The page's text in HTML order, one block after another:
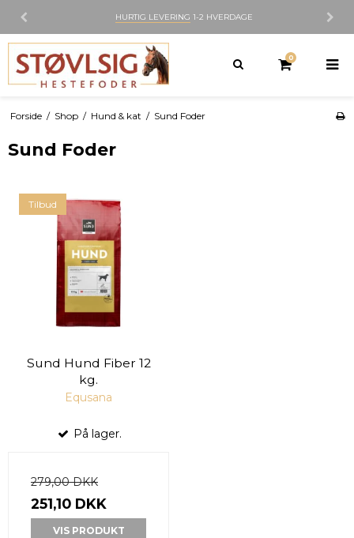
HURTIG LEVERING 1-2 HVERDAGE
0
Forside / Shop / Hund & kat / Sund Foder
Sund Foder
Tilbud
Sund Hund Fiber 12
kg.
Equsana
På lager.
279,00 DKK
251,10 DKK
VIS PRODUKT